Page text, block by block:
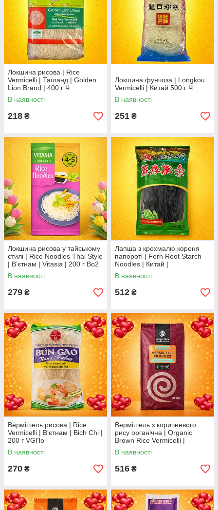
Локшина рисова | Rice
Vermicelli | Таїланд | Golden
Lion Brand | 400 г Ч
В наявності
218 ₴
Локшина фунчоза | Longkou
Vermicelli | Китай 500 г Ч
В наявності
251 ₴
Локшина рисова у тайському
стилі | Rice Noodles Thai Style
| Вʼєтнам | Vitasia | 200 г Во2
В наявності
279 ₴
Лапша з крохмалю кореня
папороті | Fern Root Starch
Noodles | Китай |
Yuzhanghanzhen | 180 г Ю
В наявності
512 ₴
Вермішель рисова | Rice
Vermicelli | Вʼєтнам | Bich Chi |
200 г VGПо
В наявності
270 ₴
Вермішель з коричневого
рису органічна | Organic
Brown Rice Vermicelli |
Вʼєтнам | King Soba | 250 г
VG
В наявності
516 ₴